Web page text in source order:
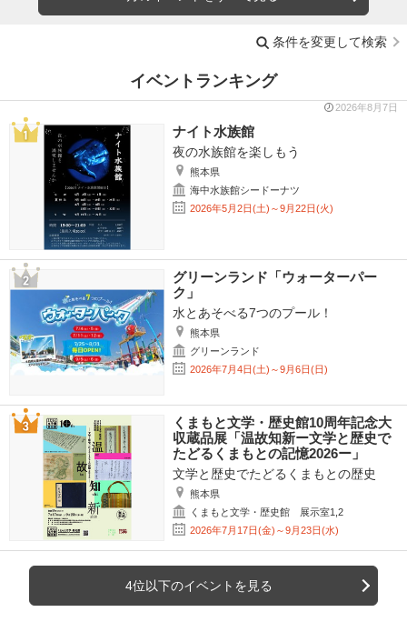
条件を変更して検索
イベントランキング
2026年8月7日
ナイト水族館
夜の水族館を楽しもう
熊本県
海中水族館シードーナツ
2026年5月2日(土)～9月22日(火)
グリーンランド「ウォーターパー
ク」
水とあそべる7つのプール！
熊本県
グリーンランド
2026年7月4日(土)～9月6日(日)
くまもと文学・歴史館10周年記念大
収蔵品展「温故知新ー文学と歴史で
たどるくまもとの記憶2026ー」
文学と歴史でたどるくまもとの歴史
熊本県
くまもと文学・歴史館 展示室1,2
2026年7月17日(金)～9月23日(水)
4位以下のイベントを見る